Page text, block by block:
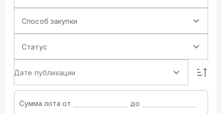
Способ закупки
Статус
Дате публикации
Сумма лота от до